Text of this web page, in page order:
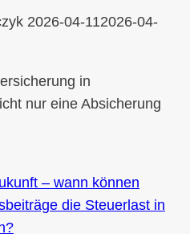
2026-04-112026-04-
in
nur eine Absicherung